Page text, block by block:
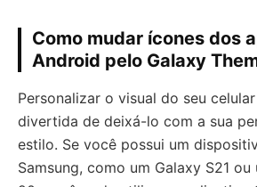
Como mudar ícones dos
Android pelo Galaxy
Personalizar o visual do seu
divertida de deixá-lo com a sua
estilo. Se você possui um
Samsung, como um Galaxy S21